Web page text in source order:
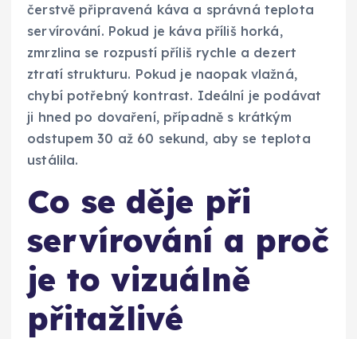
čerstvě připravená káva a správná teplota
servírování. Pokud je káva příliš horká,
zmrzlina se rozpustí příliš rychle a dezert
ztratí strukturu. Pokud je naopak vlažná,
chybí potřebný kontrast. Ideální je podávat
ji hned po dovaření, případně s krátkým
odstupem 30 až 60 sekund, aby se teplota
ustálila.
Co se děje při
servírování a proč
je to vizuálně
přitažlivé